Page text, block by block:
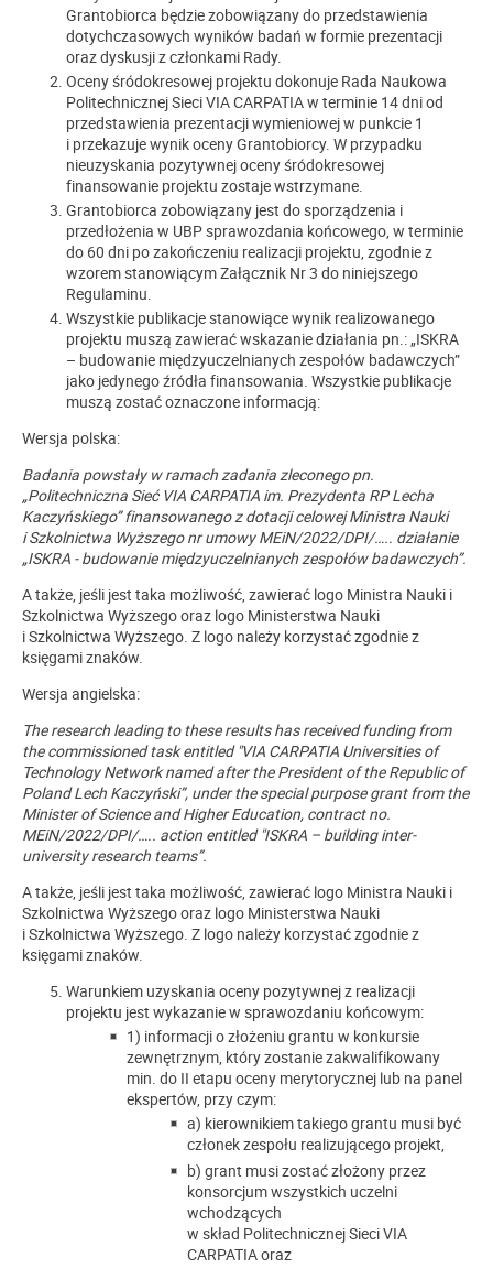
Grantobiorca będzie zobowiązany do przedstawienia
dotychczasowych wyników badań w formie prezentacji
oraz dyskusji z członkami Rady.
Oceny śródokresowej projektu dokonuje Rada Naukowa
Politechnicznej Sieci VIA CARPATIA w terminie 14 dni od
przedstawienia prezentacji wymieniowej w punkcie 1
i przekazuje wynik oceny Grantobiorcy. W przypadku
nieuzyskania pozytywnej oceny śródokresowej
finansowanie projektu zostaje wstrzymane.
Grantobiorca zobowiązany jest do sporządzenia i
przedłożenia w UBP sprawozdania końcowego, w terminie
do 60 dni po zakończeniu realizacji projektu, zgodnie z
wzorem stanowiącym Załącznik Nr 3 do niniejszego
Regulaminu.
Wszystkie publikacje stanowiące wynik realizowanego
projektu muszą zawierać wskazanie działania pn.: „ISKRA
– budowanie międzyuczelnianych zespołów badawczych”
jako jedynego źródła finansowania. Wszystkie publikacje
muszą zostać oznaczone informacją:
Wersja polska:
Badania powstały w ramach zadania zleconego pn.
„Politechniczna Sieć VIA CARPATIA im. Prezydenta RP Lecha
Kaczyńskiego” finansowanego z dotacji celowej Ministra Nauki
i Szkolnictwa Wyższego nr umowy MEiN/2022/DPI/….. działanie
„ISKRA - budowanie międzyuczelnianych zespołów badawczych”.
A także, jeśli jest taka możliwość, zawierać logo Ministra Nauki i
Szkolnictwa Wyższego oraz logo Ministerstwa Nauki
i Szkolnictwa Wyższego. Z logo należy korzystać zgodnie z
księgami znaków.
Wersja angielska:
The research leading to these results has received funding from
the commissioned task entitled "VIA CARPATIA Universities of
Technology Network named after the President of the Republic of
Poland Lech Kaczyński”, under the special purpose grant from the
Minister of Science and Higher Education, contract no.
MEiN/2022/DPI/….. action entitled "ISKRA – building inter-
university research teams”.
A także, jeśli jest taka możliwość, zawierać logo Ministra Nauki i
Szkolnictwa Wyższego oraz logo Ministerstwa Nauki
i Szkolnictwa Wyższego. Z logo należy korzystać zgodnie z
księgami znaków.
Warunkiem uzyskania oceny pozytywnej z realizacji
projektu jest wykazanie w sprawozdaniu końcowym:
1) informacji o złożeniu grantu w konkursie
zewnętrznym, który zostanie zakwalifikowany
min. do II etapu oceny merytorycznej lub na panel
ekspertów, przy czym:
a) kierownikiem takiego grantu musi być
członek zespołu realizującego projekt,
b) grant musi zostać złożony przez
konsorcjum wszystkich uczelni
wchodzących
w skład Politechnicznej Sieci VIA
CARPATIA oraz